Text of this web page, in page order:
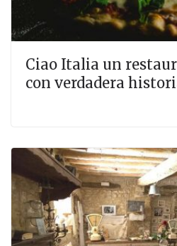
Ciao Italia un
con verdadera